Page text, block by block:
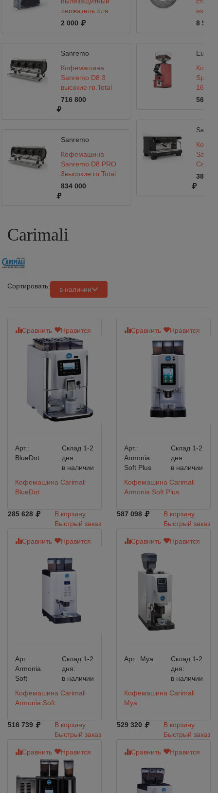
держатель для
бумажных
2 000
Sanremo
Кофемашина
Sanremo D8 3
высокие гр,Total
Black, Подсветка +
Cold Touch, черная
716 800
Sanremo
Кофемашина
Sanremo D8 PRO
3высокие гр,Total
Black,Подсветка+Cold
Touch+Экономайзер,черная
834 000
из
стали
8 500
Eureka
16CR
56 626
CB
383
Carimali
Сортировать: в наличии
Сравнить Нравится
Арт.:
BlueDot
Склад 1-2
дня:
в наличии
Кофемашина Carimali
BlueDot
285 628
В корзину
Быстрый заказ
Сравнить Нравится
Арт.:
Armonia
Soft Plus
Склад 1-2
дня:
в наличии
Кофемашина Carimali
Armonia Soft Plus
587 098
В корзину
Быстрый заказ
Сравнить Нравится
Арт.:
Armonia
Soft
Склад 1-2
дня:
в наличии
Кофемашина Carimali
Armonia Soft
516 739
В корзину
Быстрый заказ
Сравнить Нравится
Арт.: Mya
Склад 1-2
дня:
в наличии
Кофемашина Carimali
Mya
529 320
В корзину
Быстрый заказ
Сравнить Нравится Сравнить Нравится